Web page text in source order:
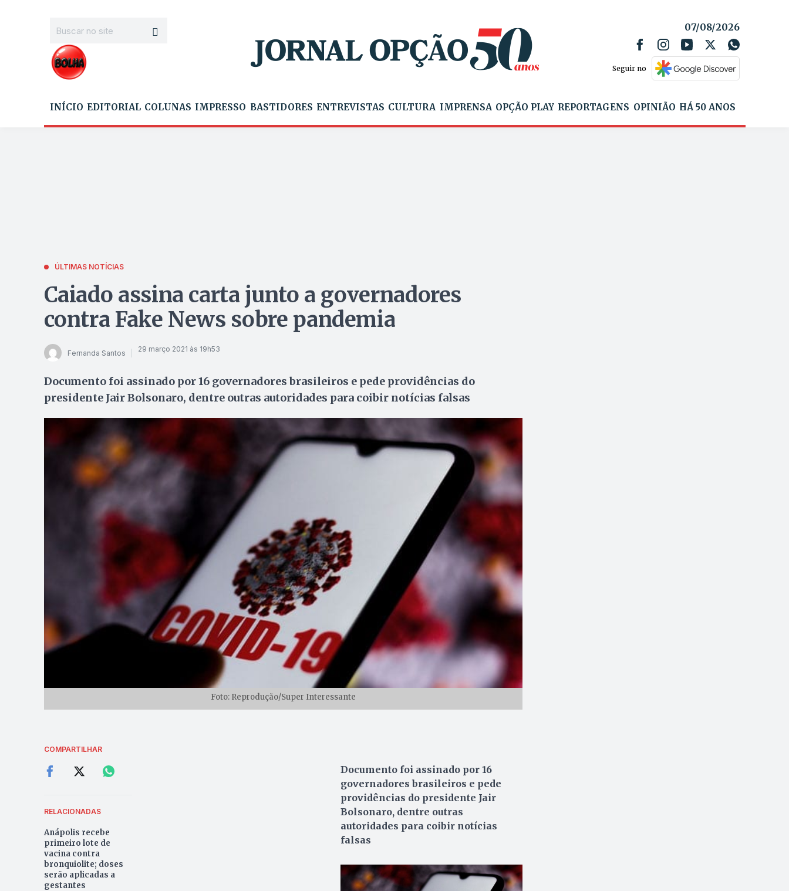
07/08/2026
Seguir no
INÍCIO EDITORIAL COLUNAS IMPRESSO BASTIDORES ENTREVISTAS CULTURA IMPRENSA OPÇÃO PLAY REPORTAGENS OPINIÃO HÁ 50 ANOS
ÚLTIMAS NOTÍCIAS
Caiado assina carta junto a governadores
contra Fake News sobre pandemia
Fernanda Santos 29 março 2021 às 19h53
Documento foi assinado por 16 governadores brasileiros e pede providências do
presidente Jair Bolsonaro, dentre outras autoridades para coibir notícias falsas
Foto: Reprodução/Super Interessante
COMPARTILHAR
RELACIONADAS
Anápolis recebe
primeiro lote de
vacina contra
bronquiolite; doses
serão aplicadas a
gestantes
Documento foi assinado por 16
governadores brasileiros e pede
providências do presidente Jair
Bolsonaro, dentre outras
autoridades para coibir notícias
falsas